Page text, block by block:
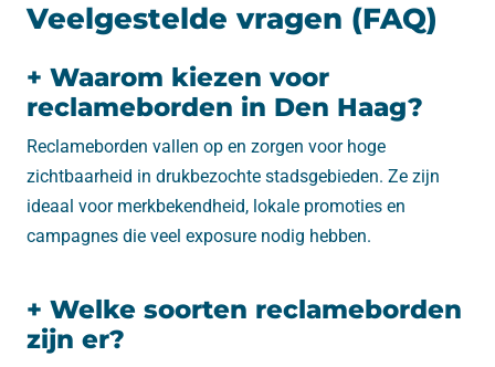
Veelgestelde vragen (FAQ)
+ Waarom kiezen voor
reclameborden in Den Haag?
Reclameborden vallen op en zorgen voor hoge
zichtbaarheid in drukbezochte stadsgebieden. Ze zijn
ideaal voor merkbekendheid, lokale promoties en
campagnes die veel exposure nodig hebben.
+ Welke soorten reclameborden
zijn er?